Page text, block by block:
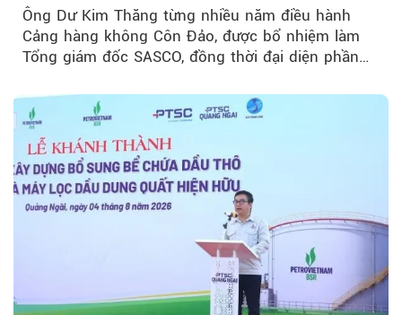
Ông Dư Kim Thăng từng nhiều năm điều hành
Cảng hàng không Côn Đảo, được bổ nhiệm làm
Tổng giám đốc SASCO, đồng thời đại diện phần